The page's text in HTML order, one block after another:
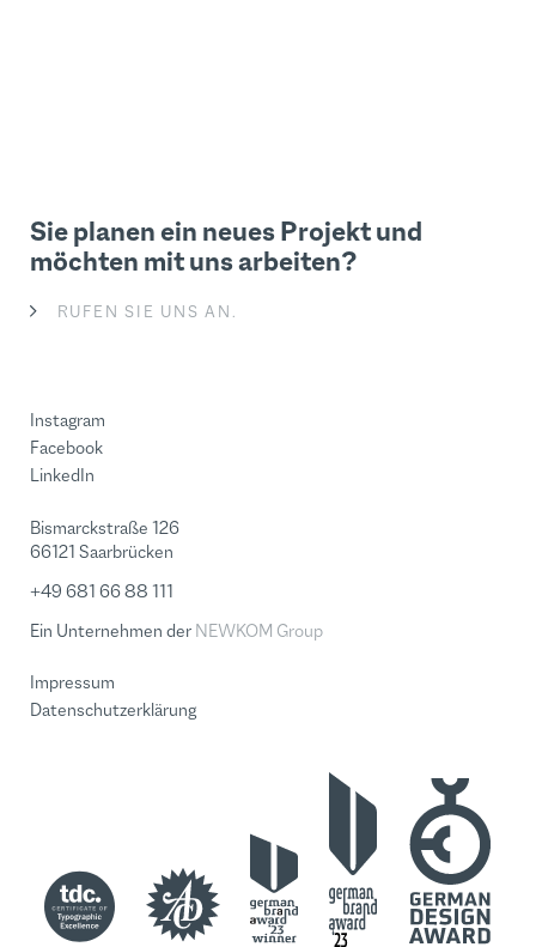
Sie planen ein neues Projekt und
möchten mit uns arbeiten?
RUFEN SIE UNS AN.
Instagram
Facebook
LinkedIn
Bismarckstraße 126
66121 Saarbrücken
+49 681 66 88 111
Ein Unternehmen der NEWKOM Group
Impressum
Datenschutzerklärung